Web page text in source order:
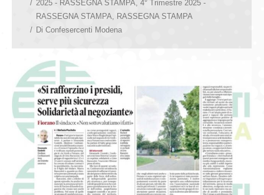
2025 - RASSEGNA STAMPA 4° Trimestre 2025 -
RASSEGNA STAMPA
RASSEGNA STAMPA
Di Confesercenti Modena